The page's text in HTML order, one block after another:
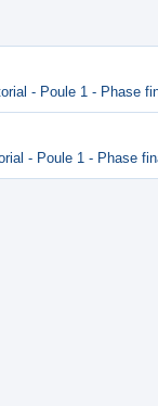
- Poule 1 - Phase
- Poule 1 - Phase